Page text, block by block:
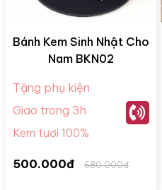
Bánh Kem Sinh Nhật Cho
Nam BKN02
Tặng phụ kiện
Giao trong 3h
Kem tươi 100%
500.000đ 680.000đ